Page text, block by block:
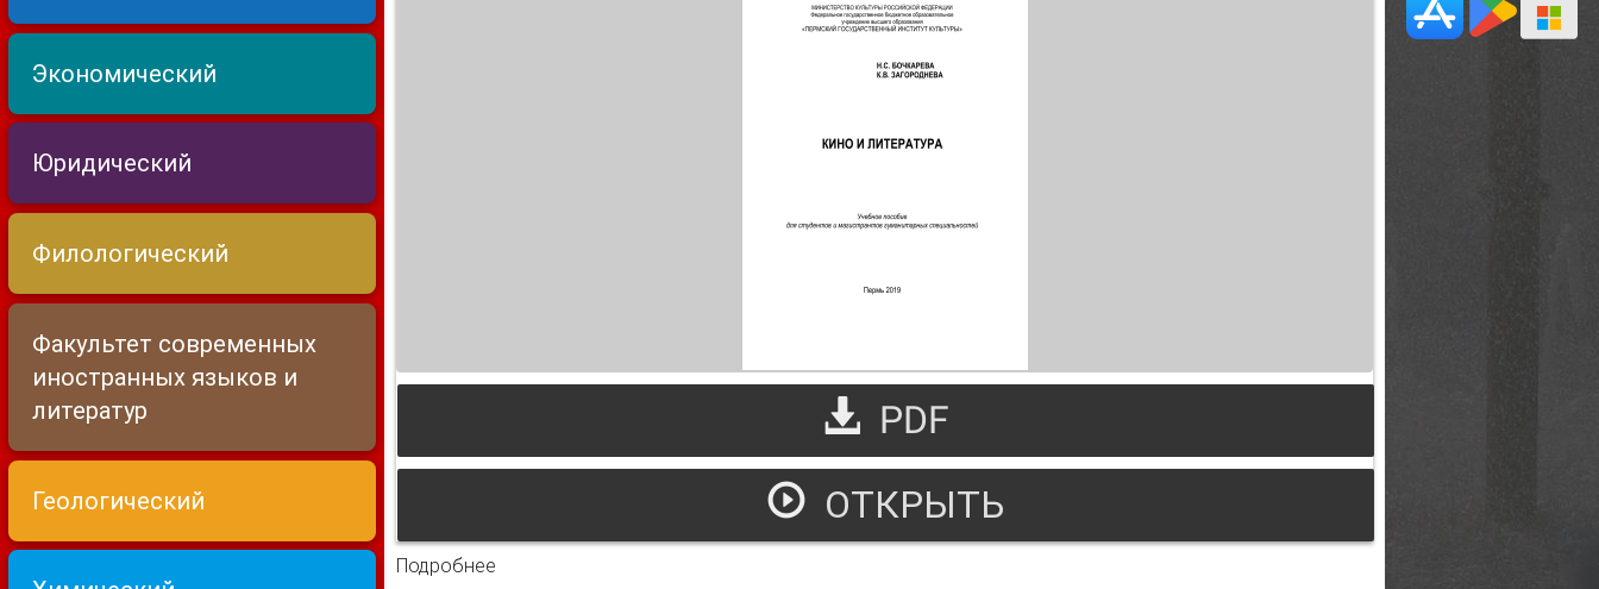
Экономический
Юридический
Филологический
Факультет современных
иностранных языков и
литератур
Геологический
PDF
ОТКРЫТЬ
Подробнее